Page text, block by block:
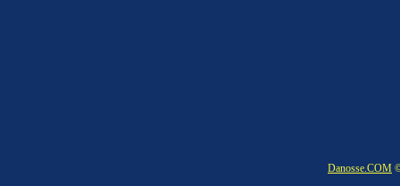
Danosse.COM